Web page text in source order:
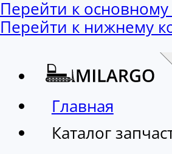
Перейти к
Перейти к нижнему
Главная
Каталог